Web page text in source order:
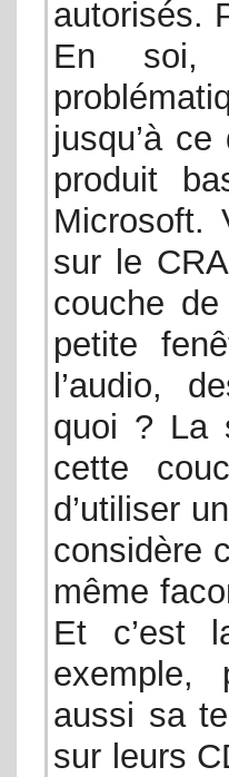
autorisés.
En soi,
jusqu’à
produit
Microsoft.
sur le
couche
petite
l’audio,
quoi ? La
cette
d’utiliser
considère
même
Et c’est
aussi sa
sur leurs